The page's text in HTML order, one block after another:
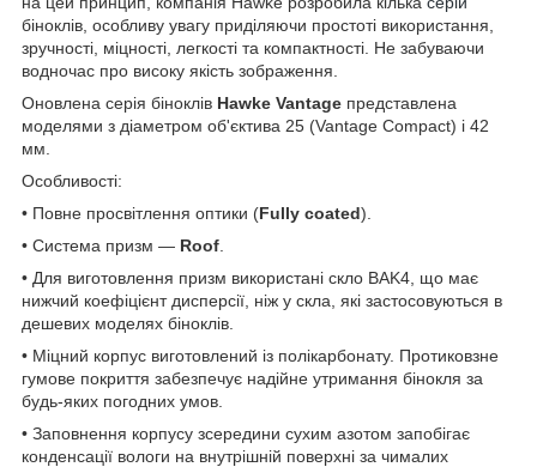
біноклів, особливу увагу приділяючи простоті використання,
зручності, міцності, легкості та компактності. Не забуваючи
водночас про високу якість зображення.
Оновлена серія біноклів Hawke Vantage представлена
моделями з діаметром об'єктива 25 (Vantage Compact) і 42
мм.
Особливості:
• Повне просвітлення оптики (Fully coated).
• Система призм — Roof
• Для виготовлення призм використані скло BAK4, що має
нижчий коефіцієнт дисперсії, ніж у скла, які застосовуються в
дешевих моделях біноклів.
• Міцний корпус виготовлений із полікарбонату. Протиковзне
гумове покриття забезпечує надійне утримання бінокля за
будь-яких погодних умов.
• Заповнення корпусу зсередини сухим азотом запобігає
конденсації вологи на внутрішній поверхні за чималих